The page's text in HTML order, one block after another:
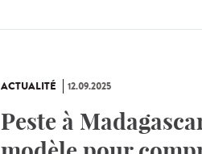
ACTUALITÉ 12.09.2025
Peste à